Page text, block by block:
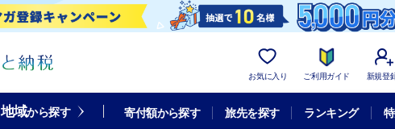
お気に入り ご利用ガイド 新規登
地域から探す 寄付額から探す 旅先を探す ランキング